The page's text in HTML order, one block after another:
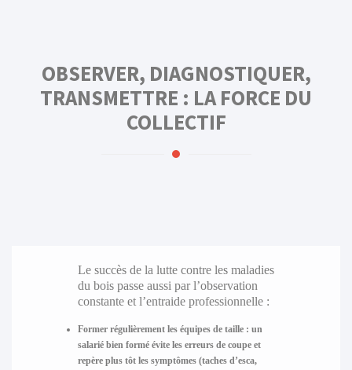
OBSERVER, DIAGNOSTIQUER,
TRANSMETTRE : LA FORCE DU
COLLECTIF
Le succès de la lutte contre les maladies
du bois passe aussi par l’observation
constante et l’entraide professionnelle :
Former régulièrement les équipes de taille: un
salarié bien formé évite les erreurs de coupe et
repère plus tôt les symptômes (taches d’esca,